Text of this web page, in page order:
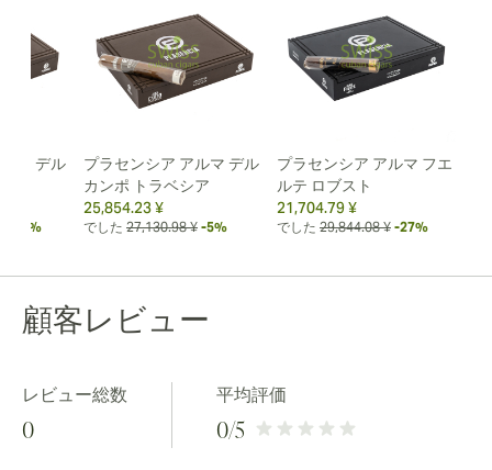
マ デル
-18%
プラセンシア アルマ デル
カンポ トラベシア
25,854.23 ¥
でした 27,130.98 ¥ -5%
プラセンシア アルマ フエ
ルテ ロブスト
21,704.79 ¥
でした 29,844.08 ¥ -27%
顧客レビュー
レビュー総数
0
平均評価
0/5